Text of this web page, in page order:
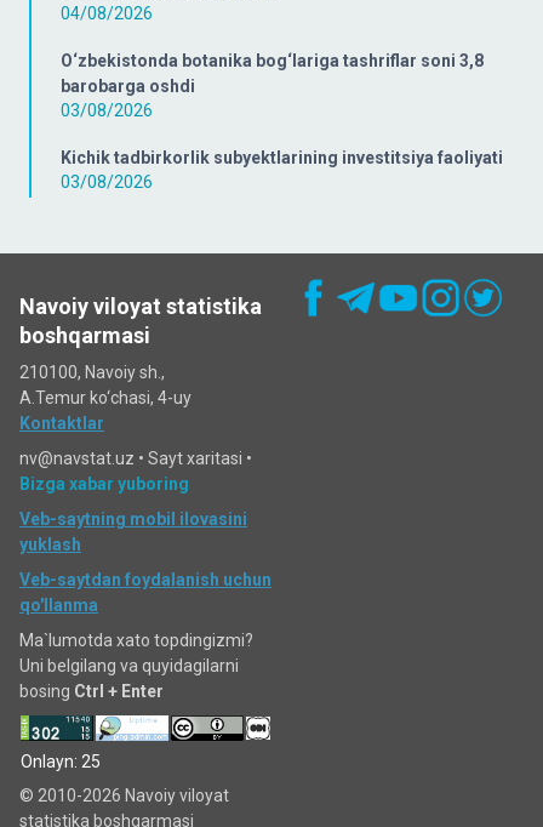
04/08/2026
O‘zbekistonda botanika bog‘lariga tashriflar soni 3,8
barobarga oshdi
03/08/2026
Kichik tadbirkorlik subyektlarining investitsiya faoliyati
03/08/2026
Navoiy viloyat statistika
boshqarmasi
210100, Navoiy sh.,
A.Temur ko‘chаsi, 4-uy
Kontaktlar
nv@navstat.uz • Sayt xaritasi •
Bizga xabar yuboring
Veb-saytning mobil ilovasini
yuklash
Veb-saytdan foydalanish uchun
qo'llanma
Ma`lumotda xato topdingizmi?
Uni belgilang va quyidagilarni
bosing Ctrl + Enter
Onlayn: 25
© 2010-2026 Navoiy viloyat
statistika boshqarmasi